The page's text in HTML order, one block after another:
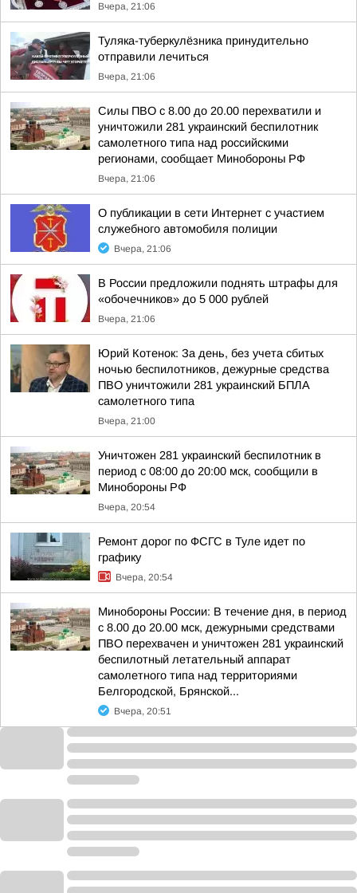
Вчера, 21:06
Туляка-туберкулёзника принудительно
отправили лечиться
Вчера, 21:06
Силы ПВО с 8.00 до 20.00 перехватили и
уничтожили 281 украинский беспилотник
самолетного типа над российскими
регионами, сообщает Минобороны РФ
Вчера, 21:06
О публикации в сети Интернет с участием
служебного автомобиля полиции
Вчера, 21:06
В России предложили поднять штрафы для
«обочечников» до 5 000 рублей
Вчера, 21:06
Юрий Котенок: За день, без учета сбитых
ночью беспилотников, дежурные средства
ПВО уничтожили 281 украинский БПЛА
самолетного типа
Вчера, 21:00
Уничтожен 281 украинский беспилотник в
период с 08:00 до 20:00 мск, сообщили в
Минобороны РФ
Вчера, 20:54
Ремонт дорог по ФСГС в Туле идет по
графику
Вчера, 20:54
Минобороны России: В течение дня, в период
с 8.00 до 20.00 мск, дежурными средствами
ПВО перехвачен и уничтожен 281 украинский
беспилотный летательный аппарат
самолетного типа над территориями
Белгородской, Брянской...
Вчера, 20:51